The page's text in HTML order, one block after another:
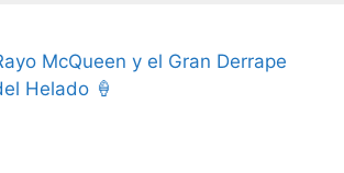
McQueen y el Gran Derrape
Helado 🍦